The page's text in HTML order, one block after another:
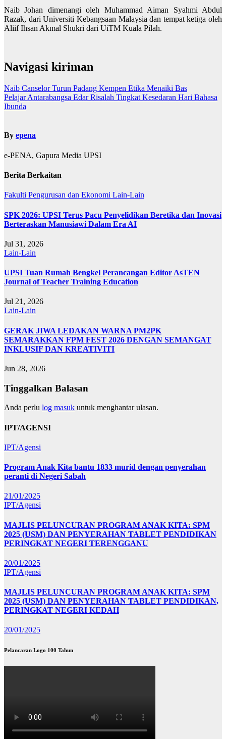
Naib Johan dimenangi oleh Muhammad Aiman Syahmi Abdul
Razak, dari Universiti Kebangsaan Malaysia dan tempat ketiga oleh
Aliif Ihsan Akmal Shukri dari UiTM Kuala Pilah.
Navigasi kiriman
Naib Canselor Turun Padang Kempen Etika Menaiki Bas
Pelajar Antarabangsa Edar Risalah Tingkat Kesedaran Hari Bahasa
Ibunda
By epena
e-PENA, Gapura Media UPSI
Berita Berkaitan
Fakulti Pengurusan dan Ekonomi Lain-Lain
SPK 2026: UPSI Terus Pacu Penyelidikan Beretika dan Inovasi
Berteraskan Manusiawi Dalam Era AI
Jul 31, 2026
Lain-Lain
UPSI Tuan Rumah Bengkel Perancangan Editor AsTEN
Journal of Teacher Training Education
Jul 21, 2026
Lain-Lain
GERAK JIWA LEDAKAN WARNA PM2PK
SEMARAKKAN FPM FEST 2026 DENGAN SEMANGAT
INKLUSIF DAN KREATIVITI
Jun 28, 2026
Tinggalkan Balasan
Anda perlu log masuk untuk menghantar ulasan.
IPT/AGENSI
IPT/Agensi
Program Anak Kita bantu 1833 murid dengan penyerahan
peranti di Negeri Sabah
21/01/2025
IPT/Agensi
MAJLIS PELUNCURAN PROGRAM ANAK KITA: SPM
2025 (USM) DAN PENYERAHAN TABLET PENDIDIKAN
PERINGKAT NEGERI TERENGGANU
20/01/2025
IPT/Agensi
MAJLIS PELUNCURAN PROGRAM ANAK KITA: SPM
2025 (USM) DAN PENYERAHAN TABLET PENDIDIKAN,
PERINGKAT NEGERI KEDAH
20/01/2025
Pelancaran Logo 100 Tahun